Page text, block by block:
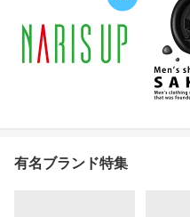
有名ブランド特集